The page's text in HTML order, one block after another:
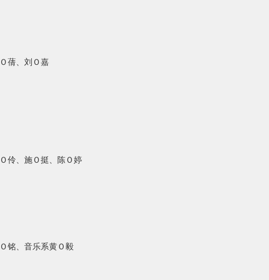
Ｏ 蒨、刘 Ｏ 嘉
Ｏ 伶、施 Ｏ 挺、陈 Ｏ 婷
Ｏ 铭、音乐系黄 Ｏ 毅